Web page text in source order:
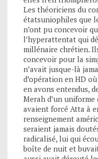
Les théoriciens du
étatsuniophiles que
n’ont pu concevoir
l’hyperattentat qui
millénaire chrétien.
concevoir pour la
n’avait jusque-là
d’opération en HD
en avons entendus,
Merah d’un
avaient forcé Atta à
renseignement
seraient jamais
radicalisé, lui qui
boîte de nuit et